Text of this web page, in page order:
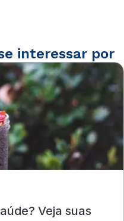
interessar por
Veja suas